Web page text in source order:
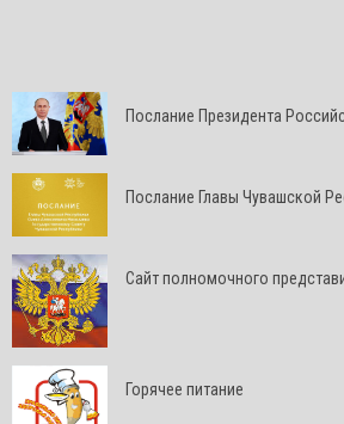
Послание Президента
Послание Главы Чувашской
Cайт полномочного
Горячее питание